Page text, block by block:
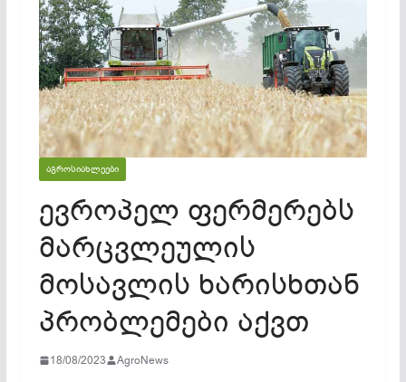
ᲐᲒᲠᲝᲡᲘᲐᲮᲚᲔᲔᲑᲘ
ევროპელ ფერმერებს
მარცვლეულის
მოსავლის ხარისხთან
პრობლემები აქვთ
18/08/2023 AgroNews